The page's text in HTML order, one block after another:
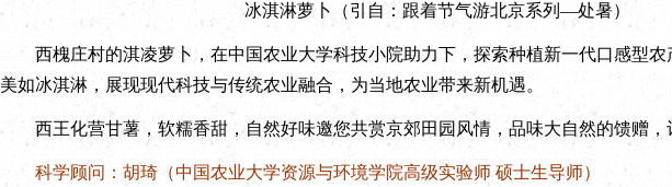
冰淇淋萝卜（引自：跟着节气游北京系列—处暑）
西槐庄村的淇凌萝卜，在中国农业大学科技小院助力下，探索种植新一代口感型农
美如冰淇淋，展现现代科技与传统农业融合，为当地农业带来新机遇。
西王化营甘薯，软糯香甜，自然好味邀您共赏京郊田园风情，品味大自然的馈赠，
科学顾问：胡琦（中国农业大学资源与环境学院高级实验师 硕士生导师）